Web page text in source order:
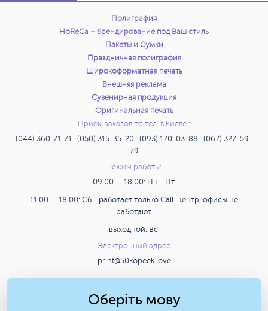
Полиграфия
HoReCa – брендирование под Ваш стиль
Пакеты и Сумки
Праздничная полиграфия
Широкоформатная печать
Внешняя реклама
Сувенирная продукция
Оригинальная печать
Прием заказов по тел. в Киеве :
(044) 360-71-71 (050) 315-35-20 (093) 170-03-88 (067) 327-59-
79
Режим работы:
09:00 — 18:00: Пн - Пт.
11:00 — 18:00: Сб.- работает только Call-центр, офисы не
работают.
выходной: Вс.
Электронный адрес
print@50kopeek.love
Оберіть мову